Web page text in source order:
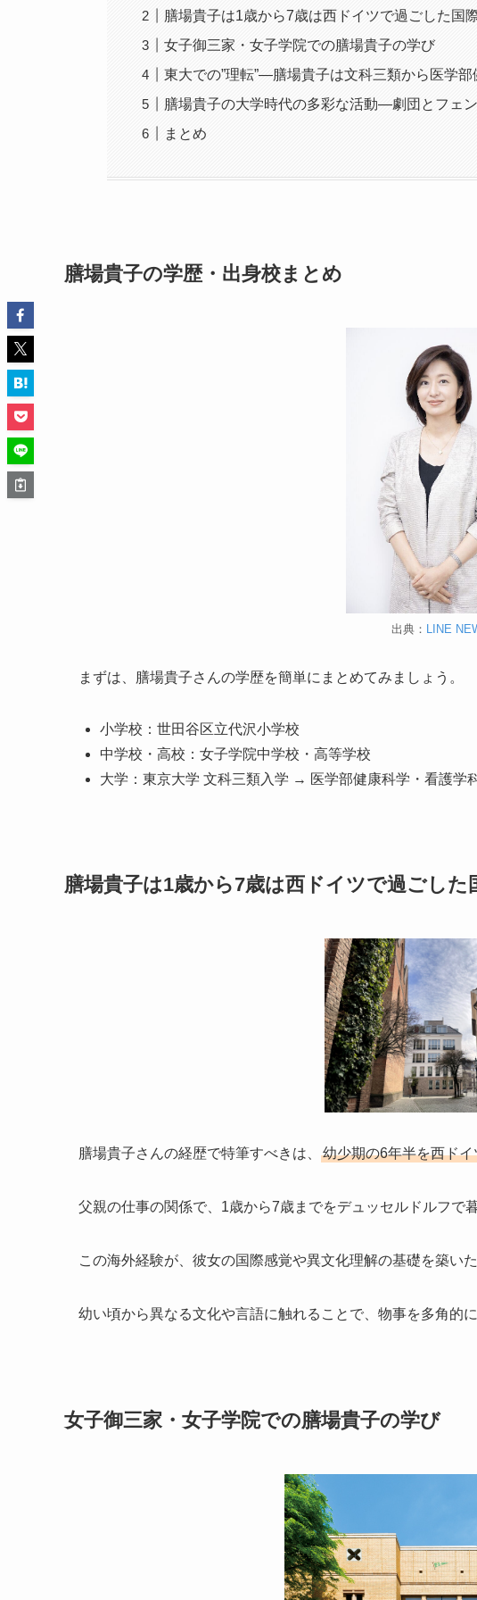
膳場貴子は1歳から7歳は西ドイツで過ごした国
女子御三家・女子学院での膳場貴子の学び
東大での”理転”―膳場貴子は文科三類から医学
膳場貴子の大学時代の多彩な活動―劇団とフェ
まとめ
膳場貴子の学歴・出身校まとめ
出典： LINE
まずは、膳場貴子さんの学歴を簡単にまとめてみましょう。
小学校：世田谷区立代沢小学校
中学校・高校：女子学院中学校・高等学校
大学：東京大学 文科三類入学 → 医学部健康科学・看護学
膳場貴子は1歳から7歳は西ドイツで過ごした
膳場貴子さんの経歴で特筆すべきは、 幼少期の6年半を西ド
父親の仕事の関係で、1歳から7歳までをデュッセルドルフで
この海外経験が、彼女の国際感覚や異文化理解の基礎を築い
幼い頃から異なる文化や言語に触れることで、物事を多角的
女子御三家・女子学院での膳場貴子の学び